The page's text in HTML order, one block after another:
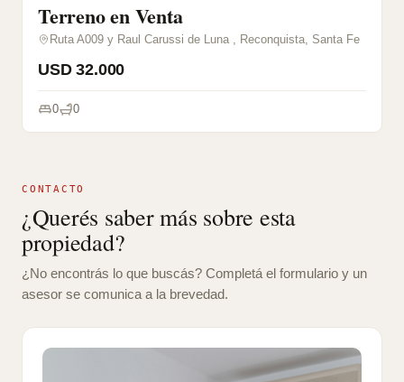
Terreno en Venta
Ruta A009 y Raul Carussi de Luna , Reconquista, Santa Fe
USD 32.000
0 0
CONTACTO
¿Querés saber más sobre esta
propiedad?
¿No encontrás lo que buscás? Completá el formulario y un
asesor se comunica a la brevedad.